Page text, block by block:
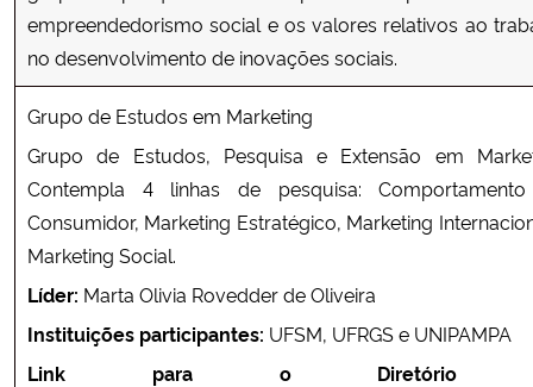
empreendedorismo social e os valores relativos ao
no desenvolvimento de inovações sociais.
Grupo de Estudos em Marketing
Grupo de Estudos, Pesquisa e Extensão em
Contempla 4 linhas de pesquisa:
Consumidor, Marketing Estratégico, Marketing
Marketing Social.
Líder: Marta Olivia Rovedder de Oliveira
Instituições participantes: UFSM, UFRGS e UNIPAMPA
Link para o Diretório